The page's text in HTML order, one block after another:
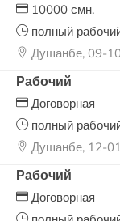
10000 смн.
полный
Душанбе, 09-
Рабочий
Договорная
полный
Душанбе, 12-
Рабочий
Договорная